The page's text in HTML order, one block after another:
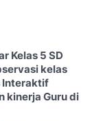
Kelas 5 SD
kelas
kinerja Guru di